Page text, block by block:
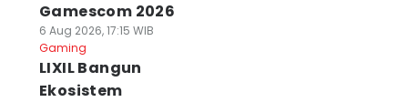
Gamescom 2026
6 Aug 2026, 17:15 WIB
Gaming
LIXIL Bangun
Ekosistem